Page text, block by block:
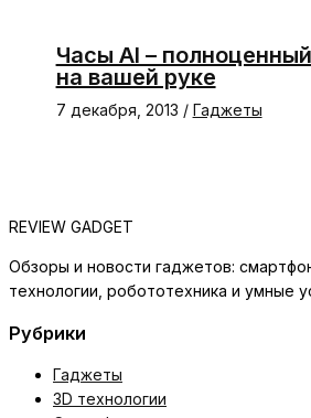
Часы AI –
на вашей руке
7 декабря, 2013 / Гаджеты
REVIEW GADGET
Обзоры и новости гаджетов:
технологии, робототехника и умные
Рубрики
Гаджеты
3D технологии